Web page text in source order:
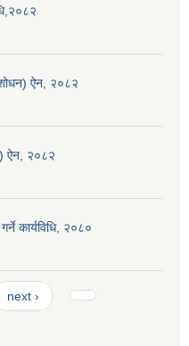
ऐन, २०८२
ऐन, २०८२
कार्यविधि, २०८०
next ›